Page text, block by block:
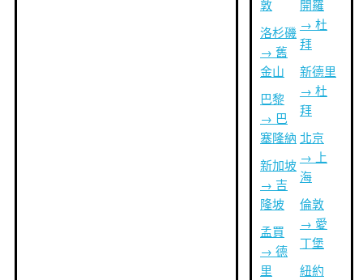
敦
洛杉磯
→ 舊
金山
巴黎
→ 巴
塞隆納
新加坡
→ 吉
隆坡
孟買
→ 德
里
開羅
→ 杜
拜
新德里
→ 杜
拜
北京
→ 上
海
倫敦
→ 愛
丁堡
紐約